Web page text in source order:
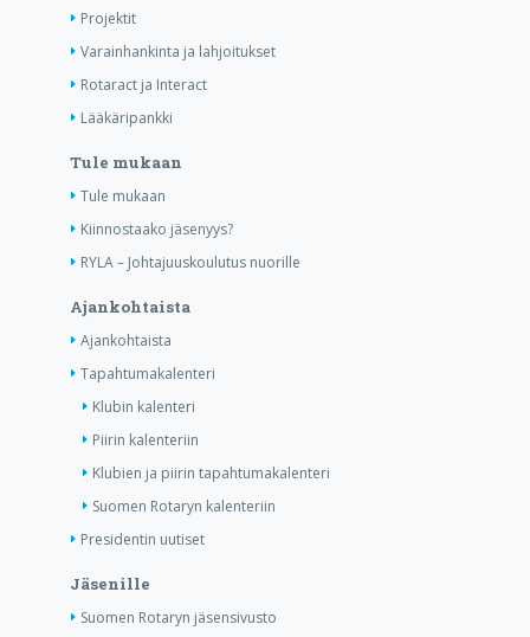
Projektit
Varainhankinta ja lahjoitukset
Rotaract ja Interact
Lääkäripankki
Tule mukaan
Tule mukaan
Kiinnostaako jäsenyys?
RYLA – Johtajuuskoulutus nuorille
Ajankohtaista
Ajankohtaista
Tapahtumakalenteri
Klubin kalenteri
Piirin kalenteriin
Klubien ja piirin tapahtumakalenteri
Suomen Rotaryn kalenteriin
Presidentin uutiset
Jäsenille
Suomen Rotaryn jäsensivusto